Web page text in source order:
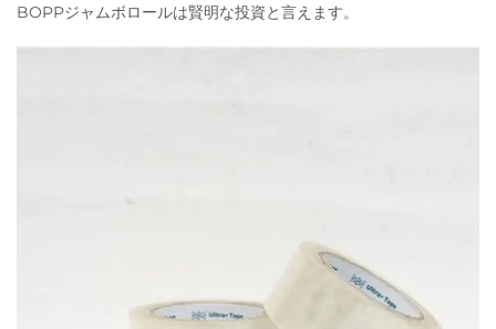
BOPPジャムボロールは賢明な投資と言えます。